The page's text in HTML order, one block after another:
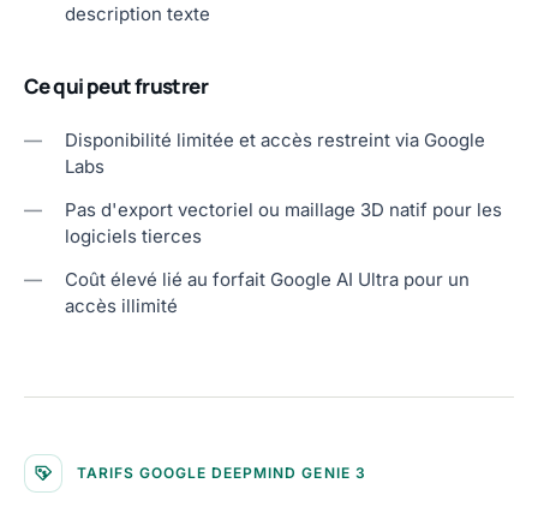
description texte
Ce qui peut frustrer
—
Disponibilité limitée et accès restreint via Google
Labs
—
Pas d'export vectoriel ou maillage 3D natif pour les
logiciels tierces
—
Coût élevé lié au forfait Google AI Ultra pour un
accès illimité
TARIFS GOOGLE DEEPMIND GENIE 3